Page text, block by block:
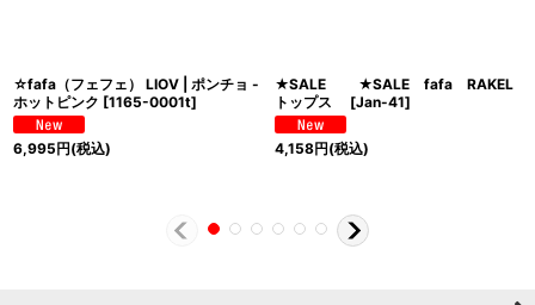
☆fafa（フェフェ） LIOV | ポンチョ -
ホットピンク [1165-0001t]
6,995円(税込)
★SALE ★SALE fafa RAKEL
トップス
[Jan-41]
4,158円(税込)